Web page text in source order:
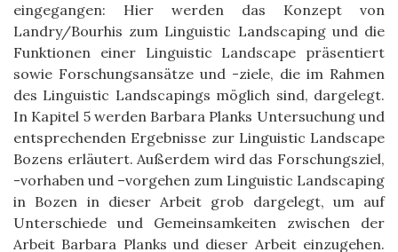
eingegangen: Hier werden das Konzept von
Landry/Bourhis zum Linguistic Landscaping und die
Funktionen einer Linguistic Landscape präsentiert
sowie Forschungsansätze und -ziele, die im Rahmen
des Linguistic Landscapings möglich sind, dargelegt.
In Kapitel 5 werden Barbara Planks Untersuchung und
entsprechenden Ergebnisse zur Linguistic Landscape
Bozens erläutert. Außerdem wird das Forschungsziel,
-vorhaben und –vorgehen zum Linguistic Landscaping
in Bozen in dieser Arbeit grob dargelegt, um auf
Unterschiede und Gemeinsamkeiten zwischen der
Arbeit Barbara Planks und dieser Arbeit einzugehen.